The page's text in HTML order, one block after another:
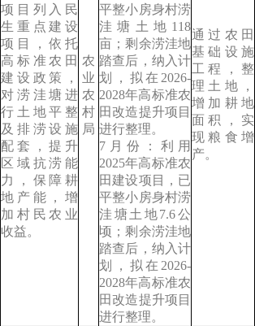
项目列入民
生重点建设
项目，依托
高标准农田
建设政策，
对涝洼塘进
行土地平整
及排涝设施
配套，提升
区域抗涝能
力，保障耕
地产能，增
加村民农业
收益。
农
业
农
村
局
平整小房身村涝
洼塘土地118
亩；剩余涝洼地
踏查后，纳入计
划，拟在2026-
2028年高标准农
田改造提升项目
进行整理。
7月份：利用
2025年高标准农
田建设项目，已
平整小房身村涝
洼塘土地7.6公
顷；剩余涝洼地
踏查后，纳入计
划，拟在2026-
2028年高标准农
田改造提升项目
进行整理。
通过农田
基础设施
工程，整
理土地，
增加耕地
面积，实
现粮食增
产。